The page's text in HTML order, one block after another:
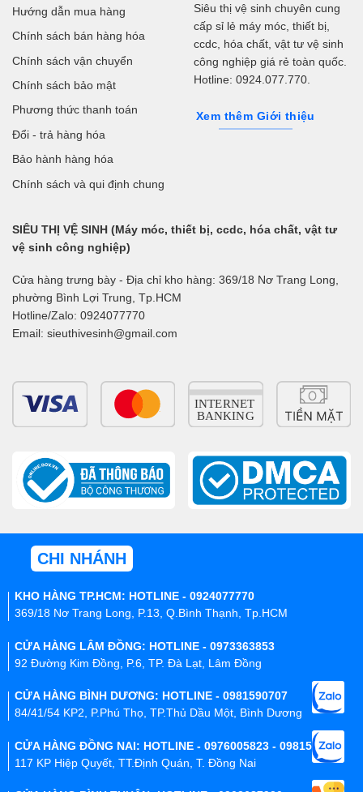
Hướng dẫn mua hàng
Chính sách bán hàng hóa
Chính sách vận chuyển
Chính sách bảo mật
Phương thức thanh toán
Đổi - trả hàng hóa
Bảo hành hàng hóa
Chính sách và qui định chung
Siêu thị vệ sinh chuyên cung
cấp sỉ lẻ máy móc, thiết bị,
ccdc, hóa chất, vật tư vệ sinh
công nghiệp giá rẻ toàn quốc.
Hotline: 0924.077.770.
Xem thêm Giới thiệu
SIÊU THỊ VỆ SINH (Máy móc, thiết bị, ccdc, hóa chất, vật tư
vệ sinh công nghiệp)
Cửa hàng trưng bày - Địa chỉ kho hàng: 369/18 Nơ Trang Long,
phường Bình Lợi Trung, Tp.HCM
Hotline/Zalo: 0924077770
Email: sieuthivesinh@gmail.com
CHI NHÁNH
KHO HÀNG TP.HCM: HOTLINE - 0924077770
369/18 Nơ Trang Long, P.13, Q.Bình Thạnh, Tp.HCM
CỬA HÀNG LÂM ĐỒNG: HOTLINE - 0973363853
92 Đường Kim Đồng, P.6, TP. Đà Lạt, Lâm Đồng
CỬA HÀNG BÌNH DƯƠNG: HOTLINE - 0981590707
84/41/54 KP2, P.Phú Thọ, TP.Thủ Dầu Một, Bình Dương
CỬA HÀNG ĐỒNG NAI: HOTLINE - 0976005823 - 0981590707
117 KP Hiệp Quyết, TT.Định Quán, T. Đồng Nai